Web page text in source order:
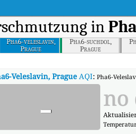
in
Pha6-veleslavin,
Prague
Pha6-suchdol,
Prague
Veleslavin, PragueAQI: Pha6-
- no